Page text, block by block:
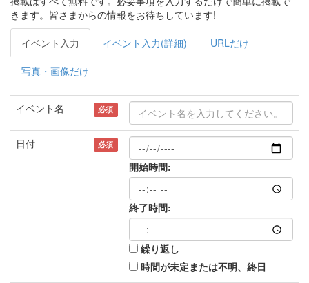
きます。皆さまからの情報をお待ちしています!
イベント入力 イベント入力(詳細) URLだけ
写真・画像だけ
イベント名 必須
日付 必須
開始時間:
終了時間:
繰り返し
時間が未定または不明、終日